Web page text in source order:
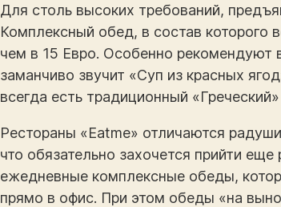
Для столь высоких требований,
Комплексный обед, в состав которого
чем в 15 Евро. Особенно рекомендуют
заманчиво звучит «Суп из красных
всегда есть традиционный
Рестораны «Eatme» отличаются
что обязательно захочется прийти
ежедневные комплексные обеды,
прямо в офис. При этом обеды «на